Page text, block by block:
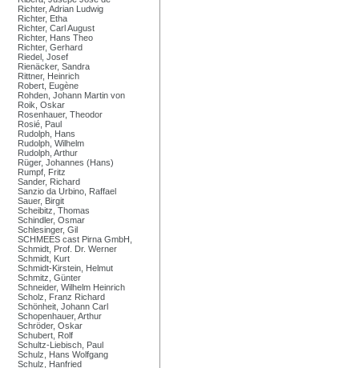
Richter, Adrian Ludwig
Richter, Etha
Richter, Carl August
Richter, Hans Theo
Richter, Gerhard
Riedel, Josef
Rienäcker, Sandra
Rittner, Heinrich
Robert, Eugène
Rohden, Johann Martin von
Roik, Oskar
Rosenhauer, Theodor
Rosié, Paul
Rudolph, Hans
Rudolph, Wilhelm
Rudolph, Arthur
Rüger, Johannes (Hans)
Rumpf, Fritz
Sander, Richard
Sanzio da Urbino, Raffael
Sauer, Birgit
Scheibitz, Thomas
Schindler, Osmar
Schlesinger, Gil
SCHMEES cast Pirna GmbH,
Schmidt, Prof. Dr. Werner
Schmidt, Kurt
Schmidt-Kirstein, Helmut
Schmitz, Günter
Schneider, Wilhelm Heinrich
Scholz, Franz Richard
Schönheit, Johann Carl
Schopenhauer, Arthur
Schröder, Oskar
Schubert, Rolf
Schultz-Liebisch, Paul
Schulz, Hans Wolfgang
Schulz, Hanfried